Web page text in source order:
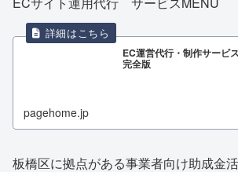
EC運営代行・制作サービ
完全版
pagehome.jp
板橋区に拠点がある事業者向け助成金